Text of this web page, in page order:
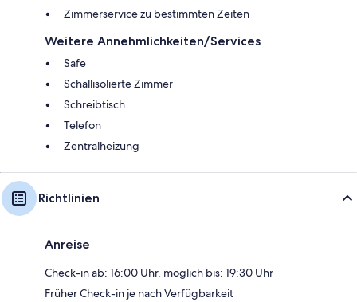
Zimmerservice zu bestimmten Zeiten
Weitere Annehmlichkeiten/Services
Safe
Schallisolierte Zimmer
Schreibtisch
Telefon
Zentralheizung
Richtlinien
Anreise
Check-in ab: 16:00 Uhr, möglich bis: 19:30 Uhr
Früher Check-in je nach Verfügbarkeit